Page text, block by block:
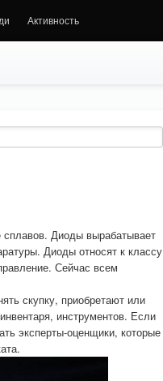
Активность
сплавов. Диоды вырабатывает
Диоды относят к классу
Сейчас всем
скупку, приобретают или
инструментов. Если
эксперты-оценщики, которые